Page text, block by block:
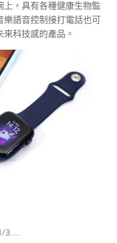
上，具有各種健康生物監
樂語音控制接打電話也可
科技感的產品。
3…..